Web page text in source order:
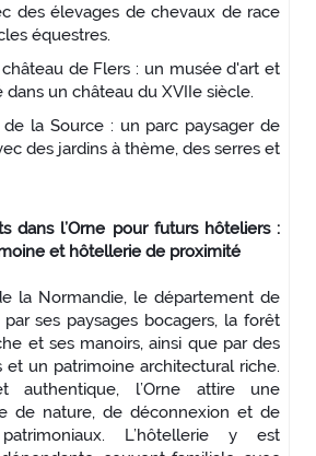
des élevages de chevaux de race
équestres.
de Flers : un musée d'art et
dans un château du XVIIe siècle.
la Source : un parc paysager de
des jardins à thème, des serres et
dans l’Orne pour futurs hôteliers :
et hôtellerie de proximité
la Normandie, le département de
ses paysages bocagers, la forêt
et ses manoirs, ainsi que par des
et un patrimoine architectural riche.
authentique, l’Orne attire une
de nature, de déconnexion et de
L’hôtellerie y est